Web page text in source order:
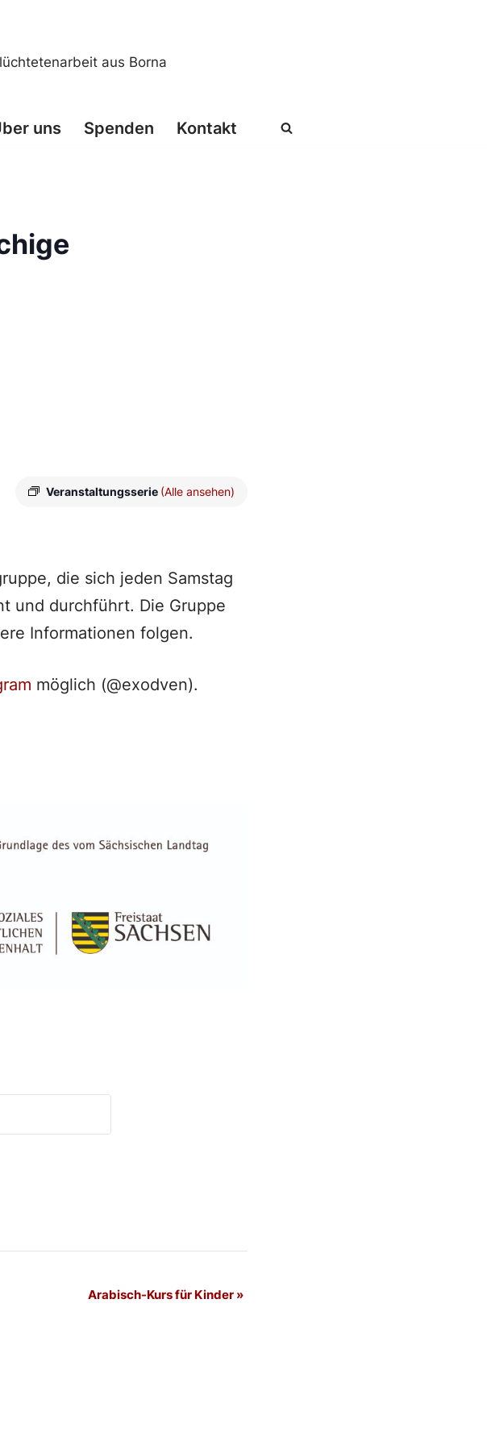
aus Borna
uns Spenden Kontakt
Veranstaltungsserie (Alle ansehen)
die sich jeden Samstag
und durchführt. Die Gruppe
Informationen folgen.
möglich (@exodven).
Arabisch-Kurs für Kinder »